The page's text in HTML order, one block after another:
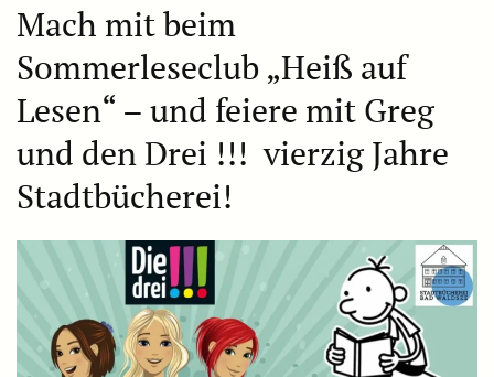
Mach mit beim
Sommerleseclub „Heiß auf
Lesen“ – und feiere mit Greg
und den Drei !!! vierzig Jahre
Stadtbücherei!